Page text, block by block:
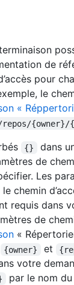
de
pour
le
«
repos/{owner}/
{}
dans
de
Les
chemin
requis dans
de
«
{owner} et
votre
par le nom